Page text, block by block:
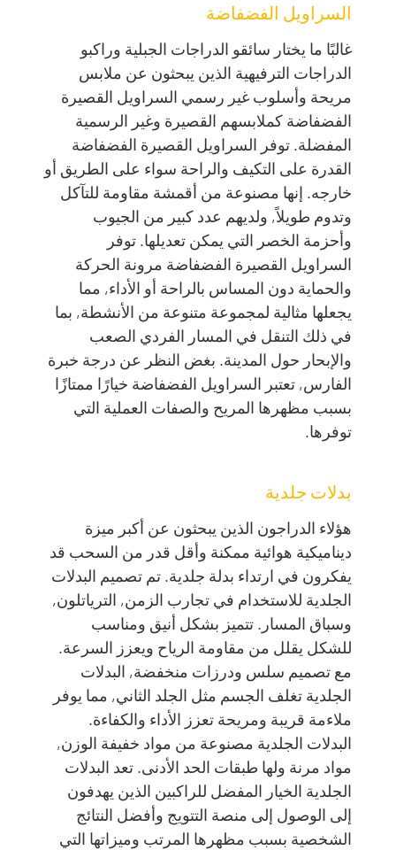
السراويل الفضفاضة
غالبًا ما يختار سائقو الدراجات الجبلية وراكبو
الدراجات الترفيهية الذين يبحثون عن ملابس
مريحة وأسلوب غير رسمي السراويل القصيرة
الفضفاضة كملابسهم القصيرة وغير الرسمية
المفضلة. توفر السراويل القصيرة الفضفاضة
القدرة على التكيف والراحة سواء على الطريق أو
خارجه. إنها مصنوعة من أقمشة مقاومة للتآكل
وتدوم طويلاً, ولديهم عدد كبير من الجيوب
وأحزمة الخصر التي يمكن تعديلها. توفر
السراويل القصيرة الفضفاضة مرونة الحركة
والحماية دون المساس بالراحة أو الأداء, مما
يجعلها مثالية لمجموعة متنوعة من الأنشطة, بما
في ذلك التنقل في المسار الفردي الصعب
والإبحار حول المدينة. بغض النظر عن درجة خبرة
الفارس, تعتبر السراويل الفضفاضة خيارًا ممتازًا
بسبب مظهرها المريح والصفات العملية التي
توفرها.
بدلات جلدية
هؤلاء الدراجون الذين يبحثون عن أكبر ميزة
ديناميكية هوائية ممكنة وأقل قدر من السحب قد
يفكرون في ارتداء بدلة جلدية. تم تصميم البدلات
الجلدية للاستخدام في تجارب الزمن, الترياتلون,
وسباق المسار. تتميز بشكل أنيق ومناسب
للشكل يقلل من مقاومة الرياح ويعزز السرعة.
مع تصميم سلس ودرزات منخفضة, البدلات
الجلدية تغلف الجسم مثل الجلد الثاني, مما يوفر
ملاءمة قريبة ومريحة تعزز الأداء والكفاءة.
البدلات الجلدية مصنوعة من مواد خفيفة الوزن,
مواد مرنة ولها طبقات الحد الأدنى. تعد البدلات
الجلدية الخيار المفضل للراكبين الذين يهدفون
إلى الوصول إلى منصة التتويج وأفضل النتائج
الشخصية بسبب مظهرها المرتب وميزاتها التي